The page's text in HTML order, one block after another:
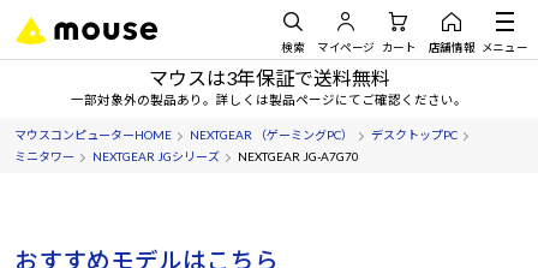
検索 マイページ カート 店舗情報 メニュー
マウスは3年保証で送料無料
一部対象外の製品あり。詳しくは製品ページにてご確認ください。
マウスコンピューターHOME NEXTGEAR （ゲーミングPC）
デスクトップPC
ミニタワー
NEXTGEAR JGシリーズ NEXTGEAR JG-A7G70
おすすめモデルはこちら